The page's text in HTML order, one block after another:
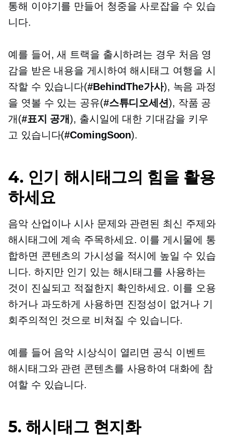
통해 이야기를 만들어 청중을 사로잡을 수 있습
니다.
예를 들어, 새 트랙을 출시하려는 경우 처음 영
감을 받은 내용을 게시하여 해시태그 여행을 시
작할 수 있습니다(#BehindThe가사), 녹음 과정
을 엿볼 수 있는 공유(#스튜디오세션), 작품 공
개(#표지 공개), 출시일에 대한 기대감을 키우
고 있습니다(#ComingSoon).
4. 인기 해시태그의 힘을 활용
하세요
음악 산업이나 시사 문제와 관련된 최신 주제와
해시태그에 계속 주목하세요. 이를 게시물에 통
합하면 콘텐츠의 가시성을 적시에 높일 수 있습
니다. 하지만 인기 있는 해시태그를 사용하는
것이 진실되고 적절한지 확인하세요. 이를 오용
하거나 과도하게 사용하면 진정성이 없거나 기
회주의적인 것으로 비쳐질 수 있습니다.
예를 들어 음악 시상식이 열리면 공식 이벤트
해시태그와 관련 콘텐츠를 사용하여 대화에 참
여할 수 있습니다.
5. 해시태그 현지화